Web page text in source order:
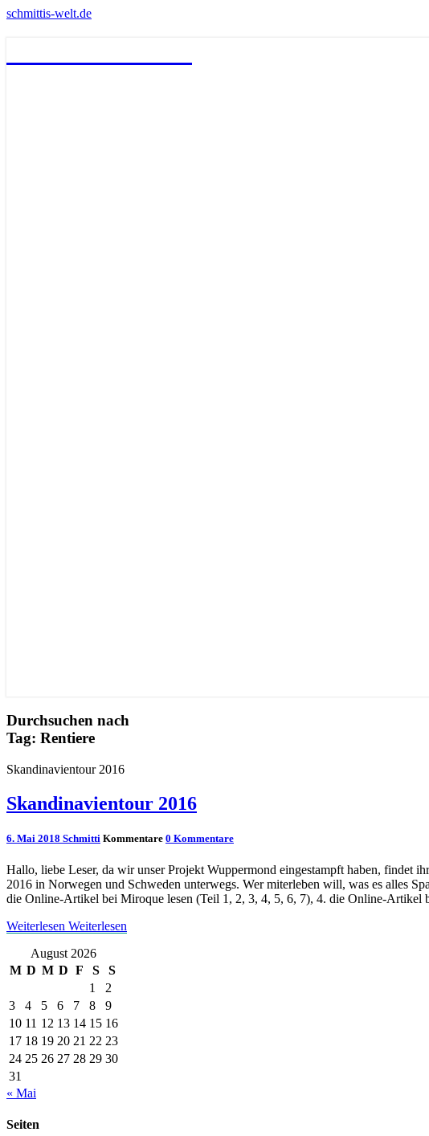
schmittis-welt.de
Durchsuchen nach
Tag: Rentiere
Skandinavientour 2016
Skandinavientour 2016
6. Mai 2018 Schmitti Kommentare 0 Kommentare
Hallo, liebe Leser, da wir unser Projekt Wuppermond eingestampft haben, findet
2016 in Norwegen und Schweden unterwegs. Wer miterleben will, was es alles
die Online-Artikel bei Miroque lesen (Teil 1, 2, 3, 4, 5, 6, 7), 4. die Online-Artikel
Weiterlesen Weiterlesen
August 2026
M D M D F S
S
1
2
3
4 5 6 7 8
9
10 11 12 13 14 15 16
17 18 19 20 21 22 23
24 25 26 27 28 29 30
31
« Mai
Seiten